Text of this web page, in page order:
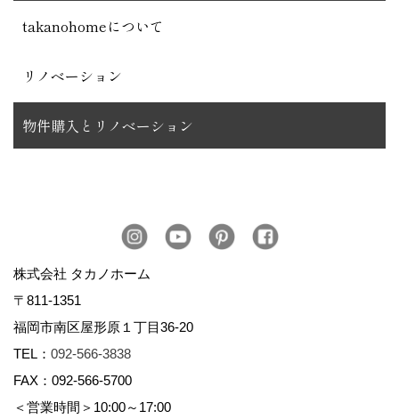
takanohomeについて
リノベーション
物件購入とリノベーション
株式会社 タカノホーム
〒811-1351
福岡市南区屋形原１丁目36-20
TEL： 092-566-3838
FAX：092-566-5700
＜営業時間＞10:00～17:00